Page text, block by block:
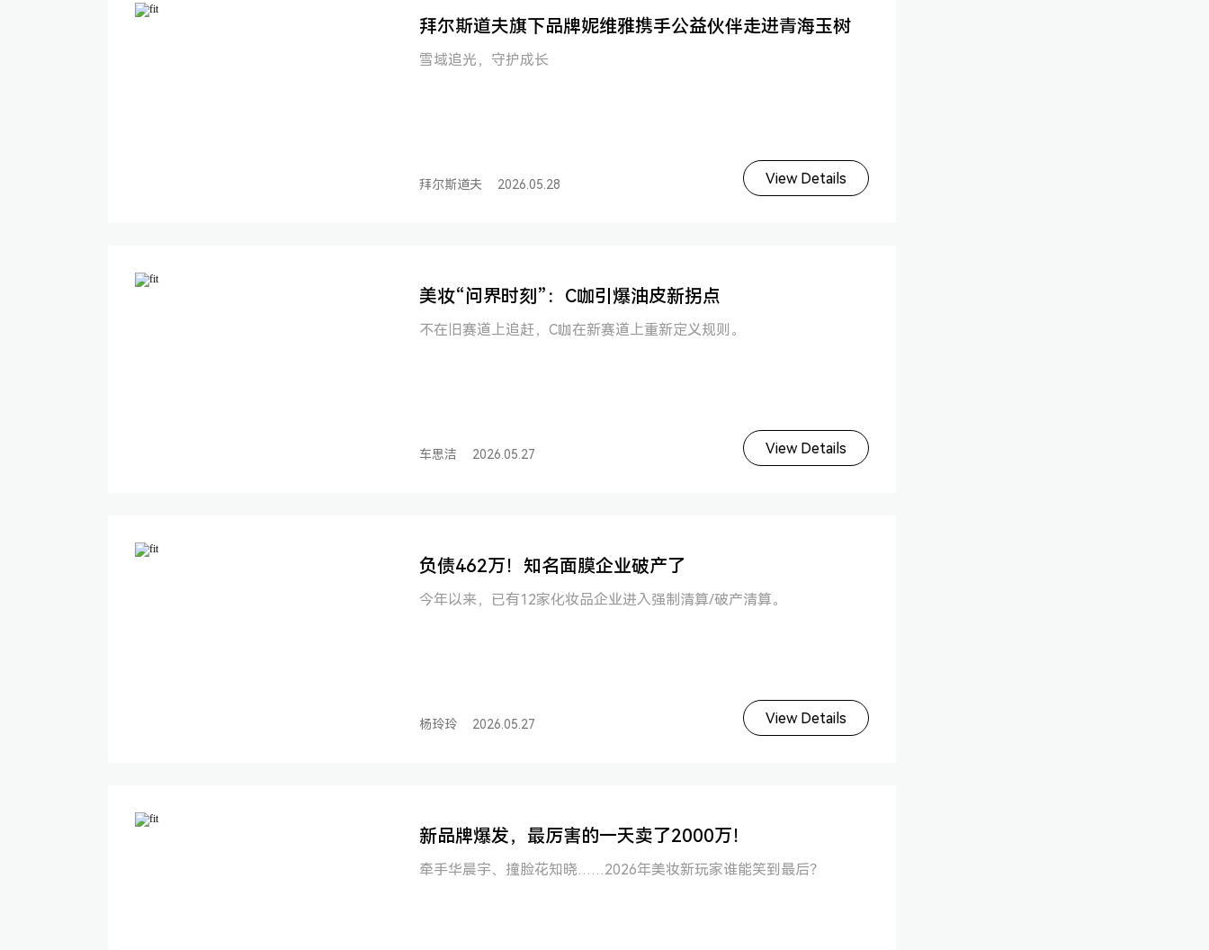
拜尔斯道夫旗下品牌妮维雅携手公益伙伴走进青海玉树
雪域追光，守护成长
拜尔斯道夫 2026.05.28 View Details
美妆“问界时刻”：C咖引爆油皮新拐点
不在旧赛道上追赶，C咖在新赛道上重新定义规则。
车思洁 2026.05.27 View Details
负债462万！知名面膜企业破产了
今年以来，已有12家化妆品企业进入强制清算/破产清算。
杨玲玲 2026.05.27 View Details
新品牌爆发，最厉害的一天卖了2000万！
牵手华晨宇、撞脸花知晓……2026年美妆新玩家谁能笑到最后？